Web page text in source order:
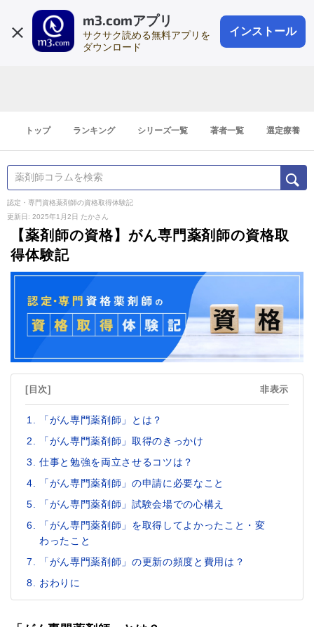
m3.comアプリ
サクサク読める無料アプリを
ダウンロード
インストール
会員登録
登録1分
トップ ランキング シリーズ一覧 著者一覧 選定療養
認定・専門資格薬剤師の資格取得体験記
更新日: 2025年1月2日
たかさん
【薬剤師の資格】がん専門薬剤師の資格取
得体験記
[目次] 非表示
「がん専門薬剤師」とは？
「がん専門薬剤師」取得のきっかけ
仕事と勉強を両立させるコツは？
「がん専門薬剤師」の申請に必要なこと
「がん専門薬剤師」試験会場での心構え
「がん専門薬剤師」を取得してよかったこと・変
わったこと
「がん専門薬剤師」の更新の頻度と費用は？
おわりに